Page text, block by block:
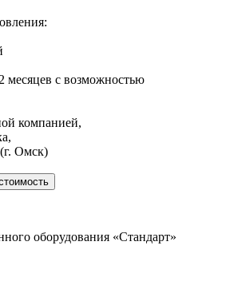
месяцев с возможностью
компанией,
Омск)
оборудования «Стандарт»